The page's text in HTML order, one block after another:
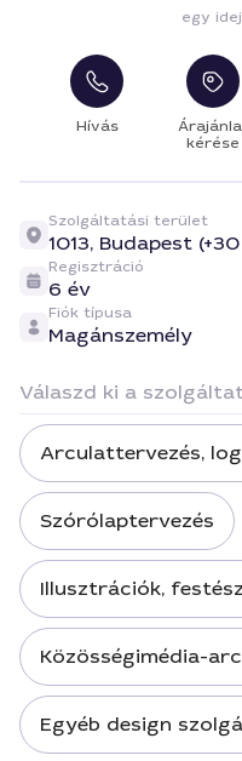
egy
Hívás
kérése
Szolgáltatási terület
1013, Budapest
Regisztráció
6 év
Fiók típusa
Magánszemély
Válaszd ki a
Arculattervezés,
Szórólaptervezés
Illusztrációk,
Közösségimédia-
Egyéb design